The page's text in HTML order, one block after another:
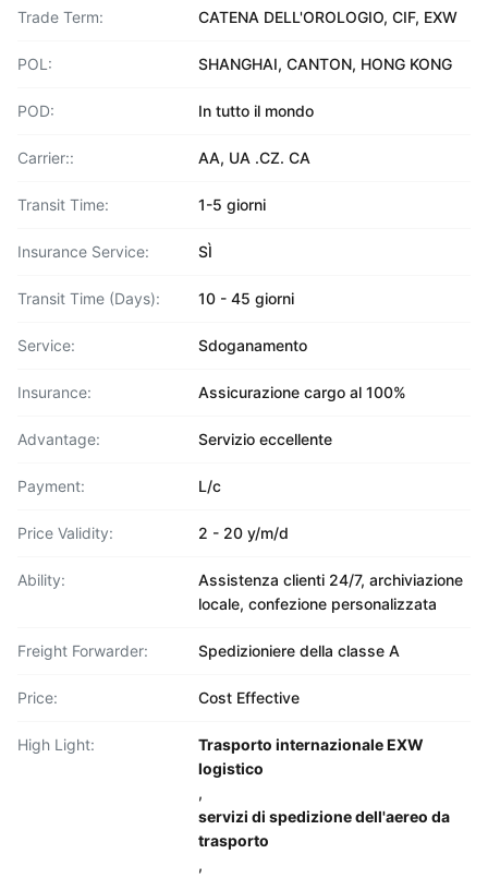
Trade Term: CATENA DELL'OROLOGIO, CIF, EXW
POL: SHANGHAI, CANTON, HONG KONG
POD: In tutto il mondo
Carrier:: AA, UA .CZ. CA
Transit Time: 1-5 giorni
Insurance Service: SÌ
Transit Time (Days): 10 - 45 giorni
Service: Sdoganamento
Insurance: Assicurazione cargo al 100%
Advantage: Servizio eccellente
Payment: L/c
Price Validity: 2 - 20 y/m/d
Ability:
Assistenza clienti 24/7, archiviazione
locale, confezione personalizzata
Freight Forwarder: Spedizioniere della classe A
Price: Cost Effective
High Light:
Trasporto internazionale EXW
logistico
,
servizi di spedizione dell'aereo da
trasporto
,